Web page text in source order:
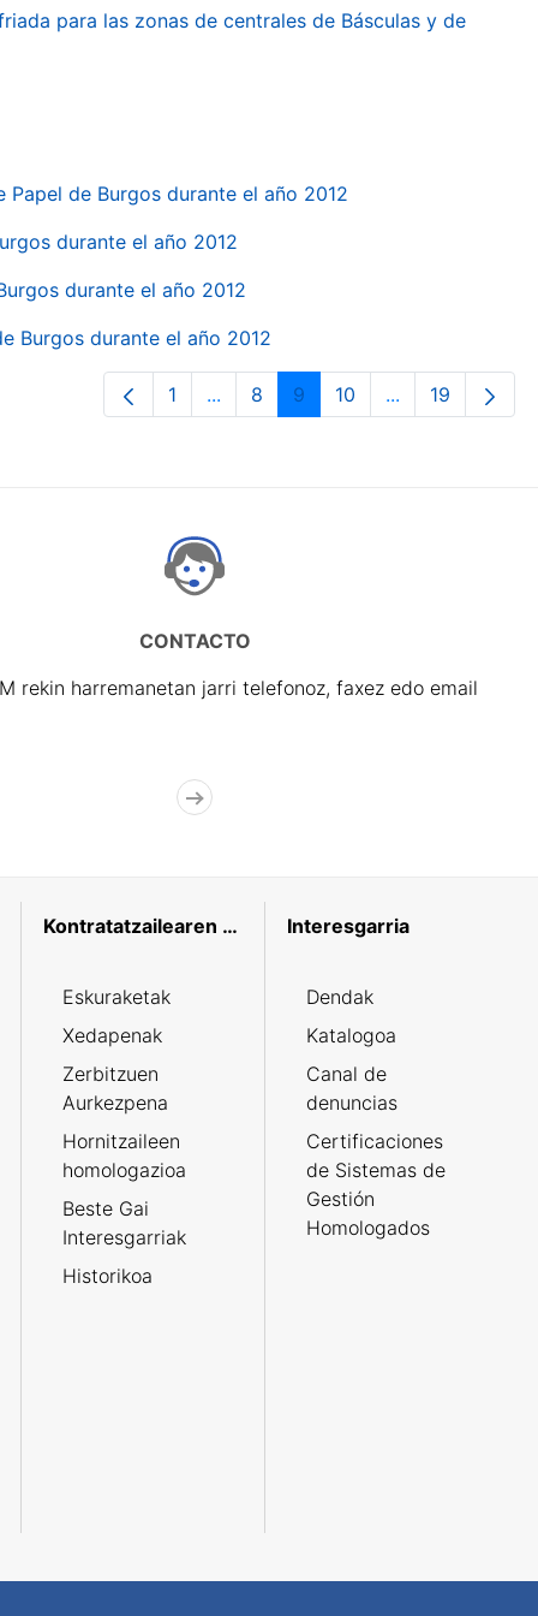
para las zonas de centrales de Básculas y de
de Burgos durante el año 2012
durante el año 2012
durante el año 2012
Burgos durante el año 2012
Orrialdea
1 ...Intermediate Pages Use TAB to
Orrialdea
8 Orrialdea
9 Orrialdea
10 ...Intermediate
Orrialdea
19
CONTACTO
rekin harremanetan jarri telefonoz, faxez edo email
Kontratatzailearen profila
Eskuraketak
Xedapenak
Zerbitzuen
Aurkezpena
Hornitzaileen
homologazioa
Beste Gai
Interesgarriak
Historikoa
Interesgarria
Dendak
Katalogoa
Canal de
denuncias
Certificaciones
de Sistemas de
Gestión
Homologados